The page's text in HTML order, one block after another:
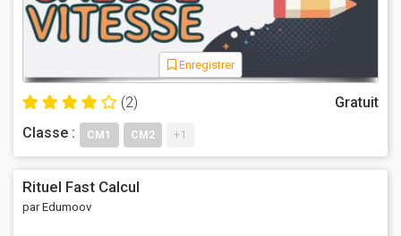
Enregistrer
(2)
Gratuit
Classe :
CM1 CM2 +1
Rituel Fast Calcul
par Edumoov